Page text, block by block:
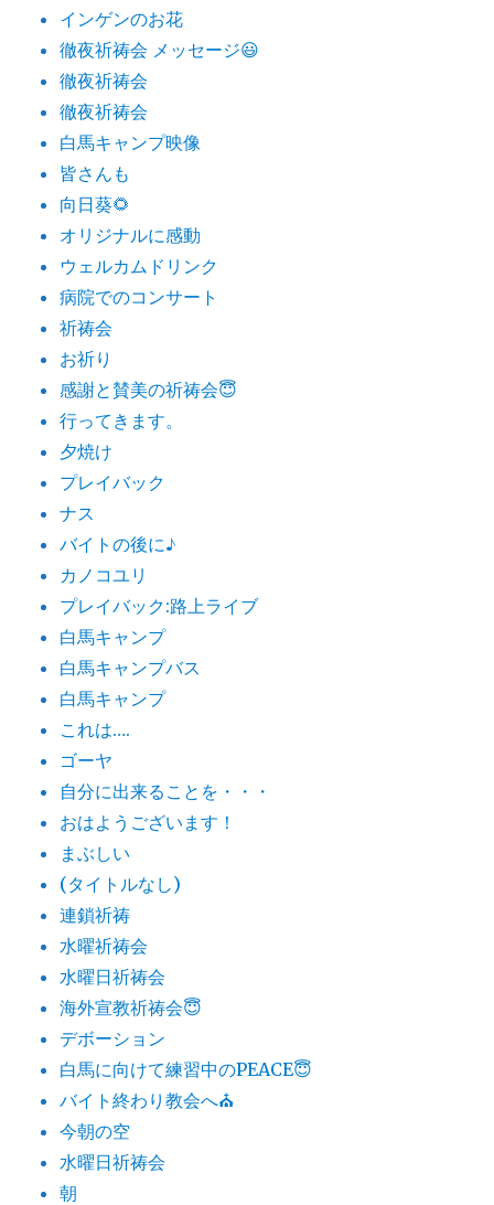
インゲンのお花
徹夜祈祷会 メッセージ😃
徹夜祈祷会
徹夜祈祷会
白馬キャンプ映像
皆さんも
向日葵🌻
オリジナルに感動
ウェルカムドリンク
病院でのコンサート
祈祷会
お祈り
感謝と賛美の祈祷会😇
行ってきます。
夕焼け
プレイバック
ナス
バイトの後に♪
カノコユリ
プレイバック:路上ライブ
白馬キャンプ
白馬キャンプバス
白馬キャンプ
これは….
ゴーヤ
自分に出来ることを・・・
おはようございます！
まぶしい
(タイトルなし)
連鎖祈祷
水曜祈祷会
水曜日祈祷会
海外宣教祈祷会😇
デボーション
白馬に向けて練習中のPEACE😇
バイト終わり教会へ⛪️
今朝の空
水曜日祈祷会
朝